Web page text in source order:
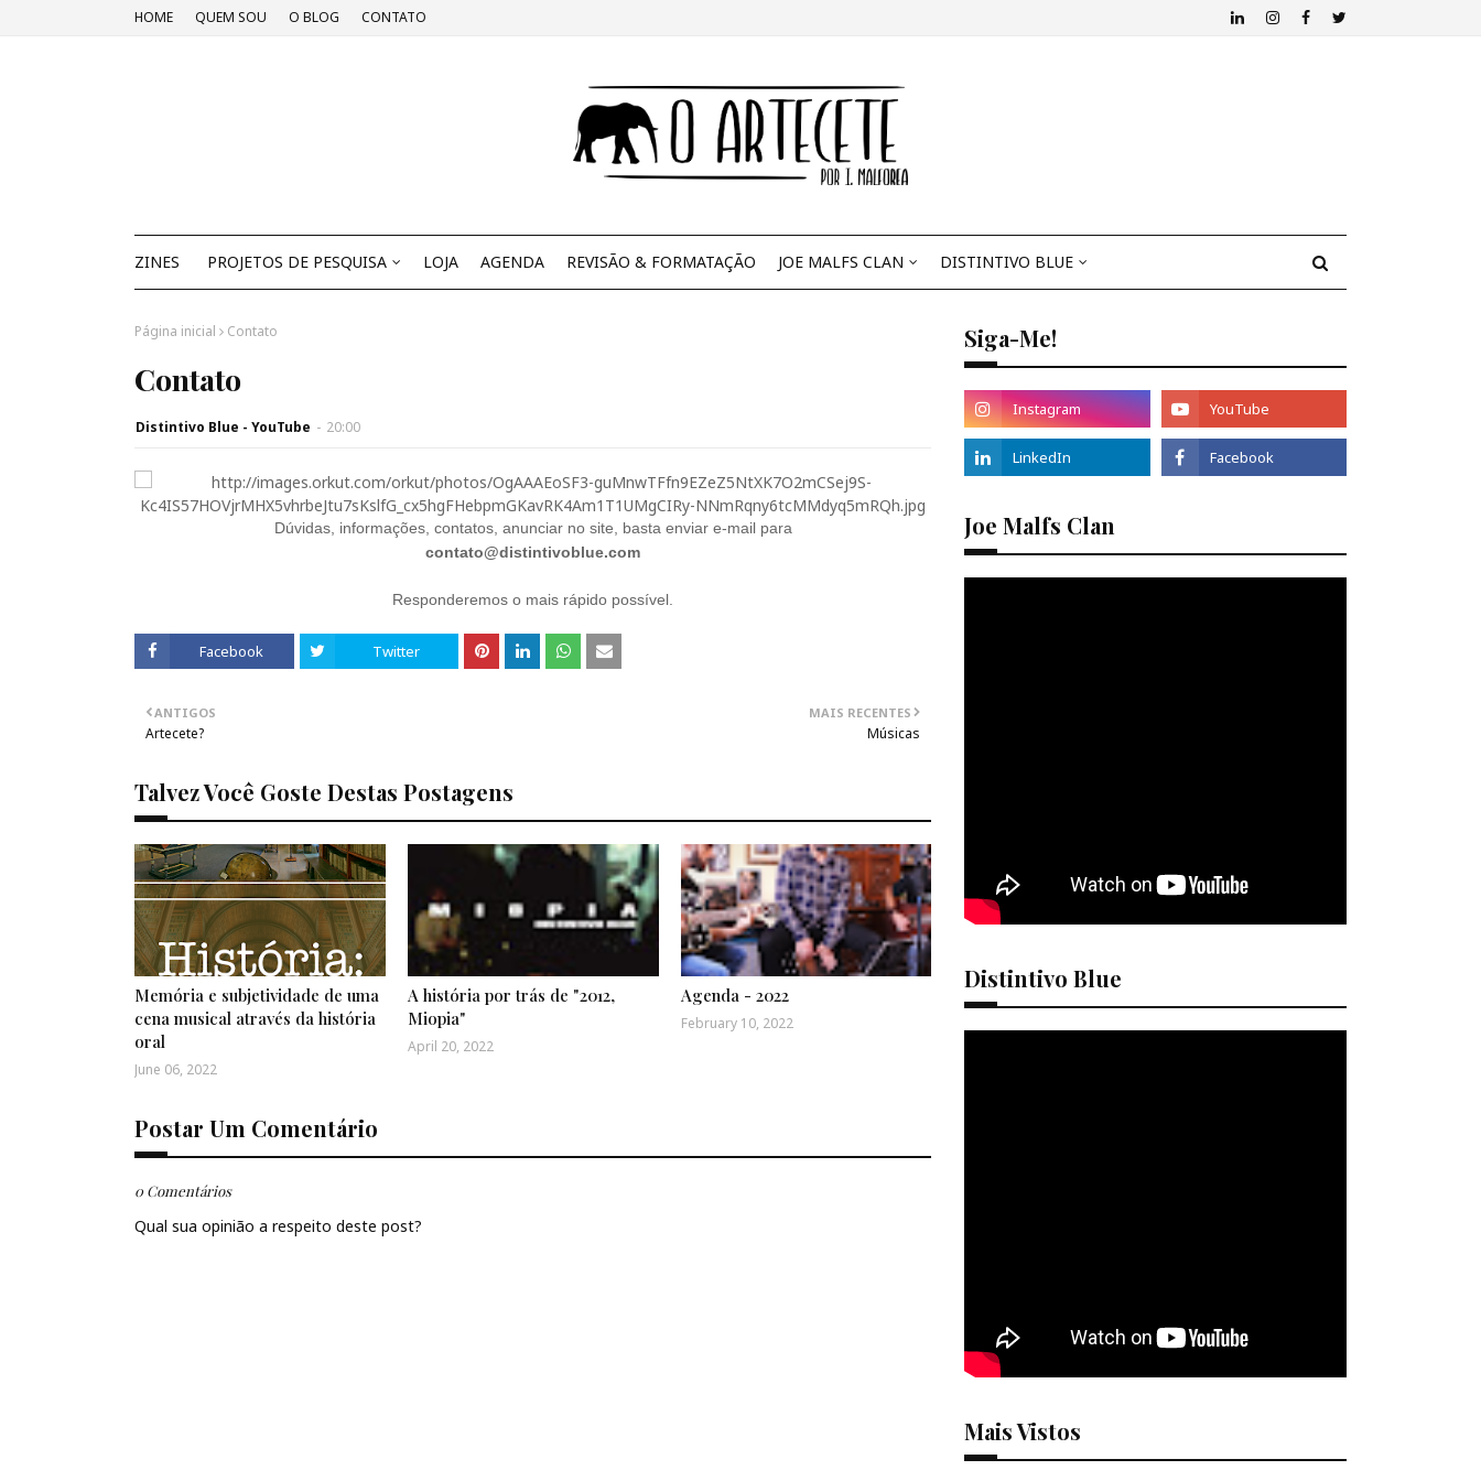
HOME QUEM SOU O BLOG CONTATO
ZINES PROJETOS DE PESQUISA LOJA AGENDA REVISÃO & FORMATAÇÃO JOE MALFS CLAN DISTINTIVO BLUE
Página inicial Contato
Contato
Distintivo Blue - YouTube - 20:00
Dúvidas, informações, contatos, anunciar no site, basta enviar e-mail para
contato@distintivoblue.com
Responderemos o mais rápido possível.
Facebook Twitter
MAIS RECENTES
Músicas
ANTIGOS
Artecete?
Talvez Você Goste Destas Postagens
Memória e subjetividade de uma
cena musical através da história
oral
June 06, 2022
A história por trás de "2012,
Miopia"
April 20, 2022
Agenda - 2022
February 10, 2022
Postar Um Comentário
0 Comentários
Qual sua opinião a respeito deste post?
Siga-Me!
Joe Malfs Clan
Distintivo Blue
Mais Vistos